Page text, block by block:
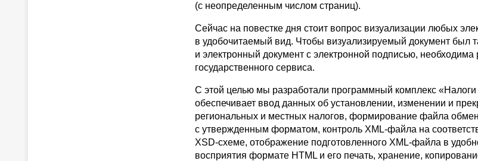
(с неопределенным числом страниц).
Сейчас на повестке дня стоит вопрос визуализации любых
в удобочитаемый вид. Чтобы визуализируемый документ был
и электронный документ с электронной подписью, необходима
государственного сервиса.
С этой целью мы разработали программный комплекс
обеспечивает ввод данных об установлении, изменении и
региональных и местных налогов, формирование файла
с утвержденным форматом, контроль XML-файла на
XSD-схеме, отображение подготовленного XML-файла в
восприятия формате HTML и его печать, хранение,